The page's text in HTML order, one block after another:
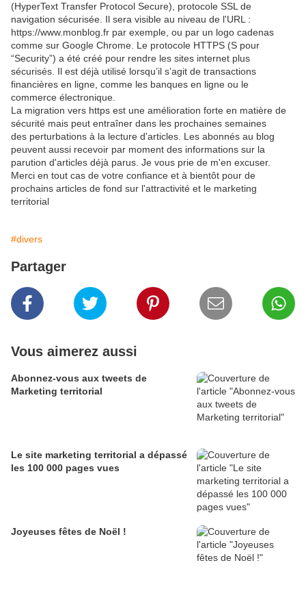
(HyperText Transfer Protocol Secure), protocole SSL de
navigation sécurisée. Il sera visible au niveau de l'URL :
https://www.monblog.fr par exemple, ou par un logo cadenas
comme sur Google Chrome. Le protocole HTTPS (S pour
“Security”) a été créé pour rendre les sites internet plus
sécurisés. Il est déjà utilisé lorsqu’il s’agit de transactions
financières en ligne, comme les banques en ligne ou le
commerce électronique.
La migration vers https est une amélioration forte en matière de
sécurité mais peut entraîner dans les prochaines semaines
des perturbations à la lecture d'articles. Les abonnés au blog
peuvent aussi recevoir par moment des informations sur la
parution d'articles déjà parus. Je vous prie de m'en excuser.
Merci en tout cas de votre confiance et à bientôt pour de
prochains articles de fond sur l'attractivité et le marketing
territorial
#divers
Partager
Vous aimerez aussi
Abonnez-vous aux tweets de
Marketing territorial
Le site marketing territorial a dépassé
les 100 000 pages vues
Joyeuses fêtes de Noël !